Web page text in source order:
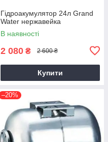
Гідроакумулятор 24л Grand
Water нержавейка
В наявності
2 080 ₴ 2 600 ₴
Купити
–20%